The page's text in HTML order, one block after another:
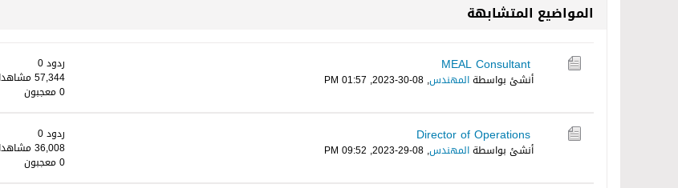
المواضيع المتشابهة
MEAL Consultant
أنشئ بواسطةالمهندس,
08-30-2023, 01:57 PM
ردود 0
57,344 مشاهدات
0 معجبون
Director of Operations
أنشئ بواسطةالمهندس,
08-29-2023, 09:52 PM
ردود 0
36,008 مشاهدات
0 معجبون